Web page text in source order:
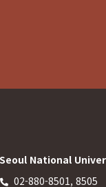
Seoul National
02-880-8501, 8505